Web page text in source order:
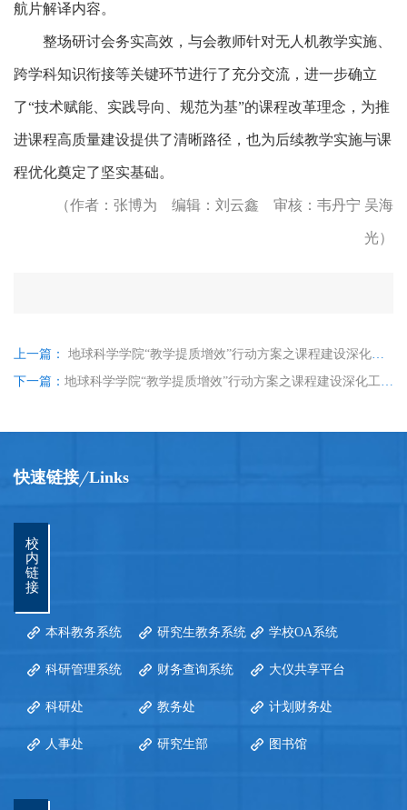
航片解译内容。
整场研讨会务实高效，与会教师针对无人机教学实施、
跨学科知识衔接等关键环节进行了充分交流，进一步确立
了“技术赋能、实践导向、规范为基”的课程改革理念，为推
进课程高质量建设提供了清晰路径，也为后续教学实施与课
程优化奠定了坚实基础。
（作者：张博为 编辑：刘云鑫 审核：韦丹宁 吴海
光）
上一篇： 地球科学学院“教学提质增效”行动方案之课程建设深化工程——《构造地质学》课程组开展教学研讨活动
下一篇： 地球科学学院“教学提质增效”行动方案之课程建设深化工程——《矿物岩石学》《岩矿综合分析与鉴定》课程组开展教学研讨活动
快速链接 Links
校
内
链
接
本科教务系统 研究生教务系统 学校OA系统
科研管理系统 财务查询系统 大仪共享平台
科研处 教务处 计划财务处
人事处 研究生部 图书馆